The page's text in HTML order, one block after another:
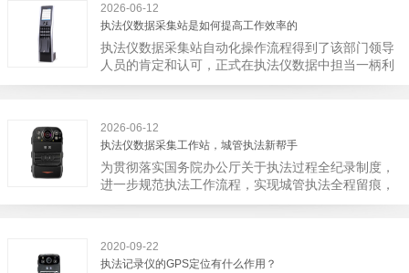
大体只有两个，其一，安装安检门是否会激化矛盾。
其二，安装安检门可以防范于未然。1月6号当天，南
宁市第二医院刚试行安检的首日，检查出10多把各类
刀具和一把管制类刀具。近来伤医事件屡屡发生，安
装安检门可以缓解医生安全感不足的问题，同时安检
2026-06-12
执法仪数据采集站是如何提高工作效率的
执法仪数据采集站自动化操作流程得到了该部门领导
人员的肯定和认可，正式在执法仪数据中担当一柄利
剑。 执法仪数据采集站对于执法仪数据资料的管理
备能自动读取目标对象，并同步到采集站中，此外设
备具有断点续传的功能，如果碰到网络故障，可以从
已经上传或下载的部分开始继续上传下载未完成的部
分，而没有必要从头开始上传下载，能节省时间，提
高速度。再者待数据传输完毕之后，执法仪数据采集
下次直接使用，提高执法仪数据效率。执法仪数据采
集站还具有强大的数据存储管理系统，后台统计不同
2026-06-12
执法仪数据采集工作站，城管执法新帮手
为贯彻落实国务院办公厅关于执法过程全纪录制度，
进一步规范执法工作流程，实现城管执法全程留痕，
深入推进执法队伍规范化建设，给城管执法工作添加
止了双方矛盾的发生。现在有了执法仪数据采集工作
2020-09-22
执法记录仪的GPS定位有什么作用？